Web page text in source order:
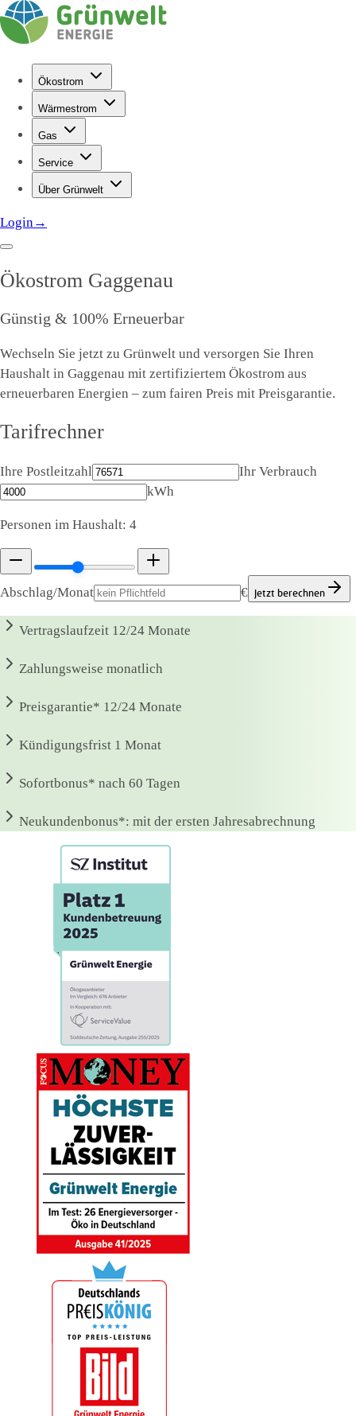
Ökostrom
Wärmestrom
Gas
Service
Über Grünwelt
Login→
Ökostrom Gaggenau
Günstig & 100% Erneuerbar
Wechseln Sie jetzt zu Grünwelt und versorgen Sie Ihren
Haushalt in Gaggenau mit zertifiziertem Ökostrom aus
erneuerbaren Energien – zum fairen Preis mit Preisgarantie.
Tarifrechner
Ihre Postleitzahl
Ihr Verbrauch
kWh
Personen im Haushalt: 4
Abschlag/Monat € Jetzt berechnen
Vertragslaufzeit 12/24 Monate
Zahlungsweise monatlich
Preisgarantie* 12/24 Monate
Kündigungsfrist 1 Monat
Sofortbonus* nach 60 Tagen
Neukundenbonus*: mit der ersten Jahresabrechnung